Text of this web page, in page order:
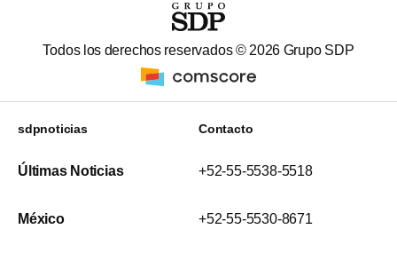
Todos los derechos reservados © 2026 Grupo SDP
sdpnoticias
Últimas Noticias
México
Contacto
+52-55-5538-5518
+52-55-5530-8671